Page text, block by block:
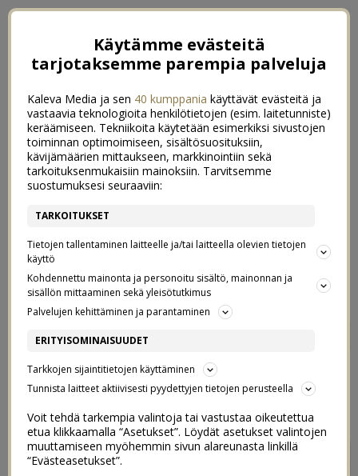
KUINKA PALJON
HARRASTUKSIA
LAPSELLA PITÄÄ OLLA?
1/12/2016
Käytämme evästeitä
tarjotaksemme parempia palveluja
Kaleva Media ja sen 40 kumppania käyttävät evästeitä ja
vastaavia teknologioita henkilötietojen (esim. laitetunniste)
keräämiseen. Tekniikoita käytetään esimerkiksi sivustojen
toiminnan optimoimiseen, sisältösuosituksiin,
kävijämäärien mittaukseen, markkinointiin sekä
tarkoituksenmukaisiin mainoksiin. Tarvitsemme
suostumuksesi seuraaviin:
TARKOITUKSET
Tietojen tallentaminen laitteelle ja/tai laitteella olevien tietojen
käyttö
Kohdennettu mainonta ja personoitu sisältö, mainonnan ja
sisällön mittaaminen sekä yleisötutkimus
Palvelujen kehittäminen ja parantaminen
ERITYISOMINAISUUDET
Tarkkojen sijaintitietojen käyttäminen
Tunnista laitteet aktiivisesti pyydettyjen tietojen perusteella
Voit tehdä tarkempia valintoja tai vastustaa oikeutettua
etua klikkaamalla “Asetukset”. Löydät asetukset valintojen
muuttamiseen myöhemmin sivun alareunasta linkillä
“Evästeasetukset”.